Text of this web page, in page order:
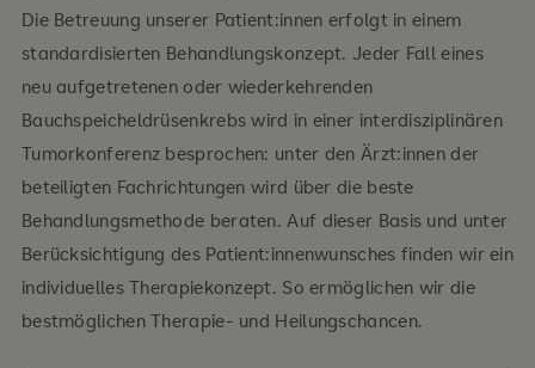
Die Betreuung unserer Patient:innen erfolgt in einem
standardisierten Behandlungskonzept. Jeder Fall eines
neu aufgetretenen oder wiederkehrenden
Bauchspeicheldrüsenkrebs wird in einer interdisziplinären
Tumorkonferenz besprochen: unter den Ärzt:innen der
beteiligten Fachrichtungen wird über die beste
Behandlungsmethode beraten. Auf dieser Basis und unter
Berücksichtigung des Patient:innenwunsches finden wir ein
individuelles Therapiekonzept. So ermöglichen wir die
bestmöglichen Therapie- und Heilungschancen.